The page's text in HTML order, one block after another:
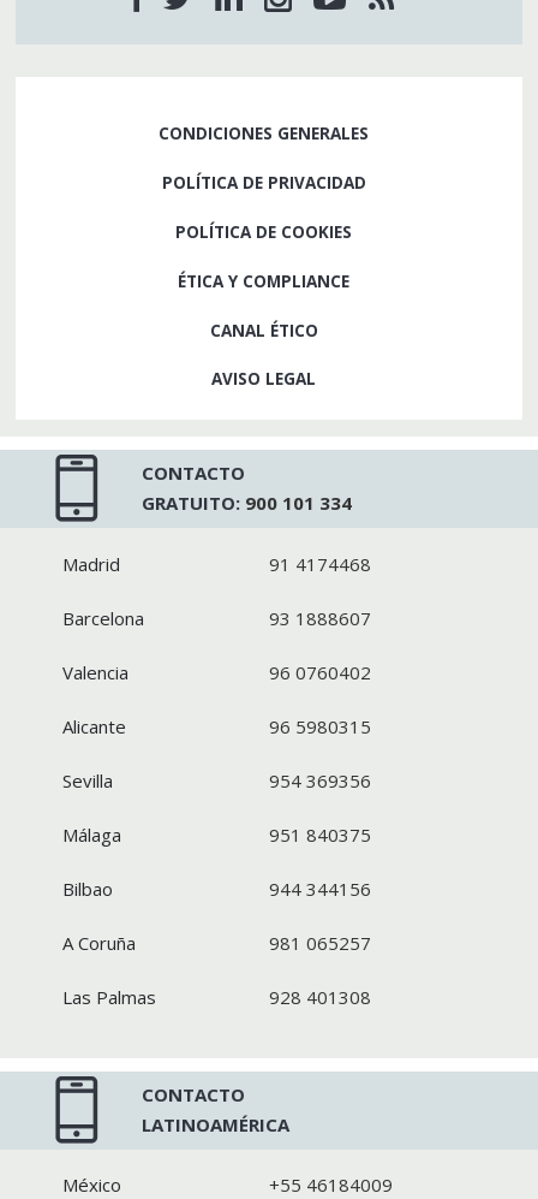
CONDICIONES GENERALES
POLÍTICA DE PRIVACIDAD
POLÍTICA DE COOKIES
ÉTICA Y COMPLIANCE
CANAL ÉTICO
AVISO LEGAL
CONTACTO
GRATUITO: 900 101 334
Madrid 91 4174468
Barcelona 93 1888607
Valencia 96 0760402
Alicante 96 5980315
Sevilla 954 369356
Málaga 951 840375
Bilbao 944 344156
A Coruña 981 065257
Las Palmas 928 401308
CONTACTO
LATINOAMÉRICA
México +55 46184009